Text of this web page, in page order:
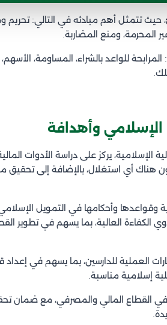
تتمثل أهم مبادئه في التالي: تحريم
المحرمة، ومنع المضاربة.
للواعد بالشراء، المساومة،
وأهدافة
الإسلامية، يركز على دراسة الأدوات
هناك أي استغلال، بالإضافة إلى تحقيق
وقواعدها وأحكامها في التمويل
الكفاءة العالية، بما يسهم في تطوير
العملية للدارسين، بما يسهم في
إسلامية مناسبة.
في القطاع المالي والمصرفي، مع ضمان